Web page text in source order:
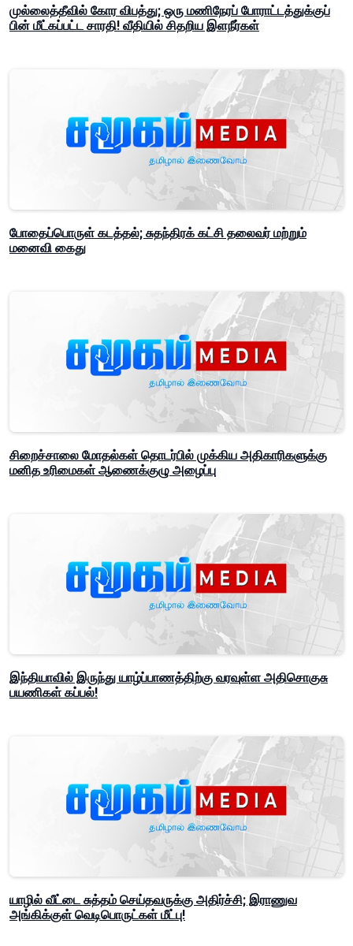
முல்லைத்தீவில் கோர விபத்து; ஒரு மணிநேரப் போராட்டத்துக்குப்
பின் மீட்கப்பட்ட சாரதி! வீதியில் சிதறிய இளநீர்கள்
போதைப்பொருள் கடத்தல்; சுதந்திரக் கட்சி தலைவர் மற்றும்
மனைவி கைது
சிறைச்சாலை மோதல்கள் தொடர்பில் முக்கிய அதிகாரிகளுக்கு
மனித உரிமைகள் ஆணைக்குழு அழைப்பு
இந்தியாவில் இருந்து யாழ்ப்பாணத்திற்கு வரவுள்ள அதிசொகுசு
பயணிகள் கப்பல்!
யாழில் வீட்டை சுத்தம் செய்தவருக்கு அதிர்ச்சி; இராணுவ
அங்கிக்குள் வெடிபொருட்கள் மீட்பு!